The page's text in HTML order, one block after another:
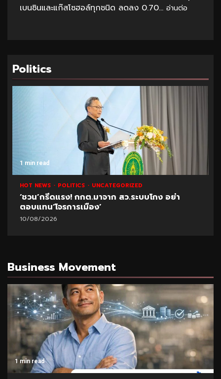
เบนซินและแก๊สโซฮอล์ทุกชนิด ลดลง 0.70... อ่านต่อ
Politics
1 min read
HOT NEWS POLITICS UNCATEGORIZED
‘ชวน’กรีดแรง! กกต.มาจาก สว.ระบบโกง อย่า
ตอบแทน‘โจรการเมือง’
10/08/2026
Business Movement
1 min read